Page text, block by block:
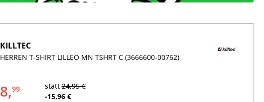
KILLTEC
HERREN T-SHIRT LILLEO MN TSHRT C (3666600-00762)
8,99 statt24,95 €
-15,96 €